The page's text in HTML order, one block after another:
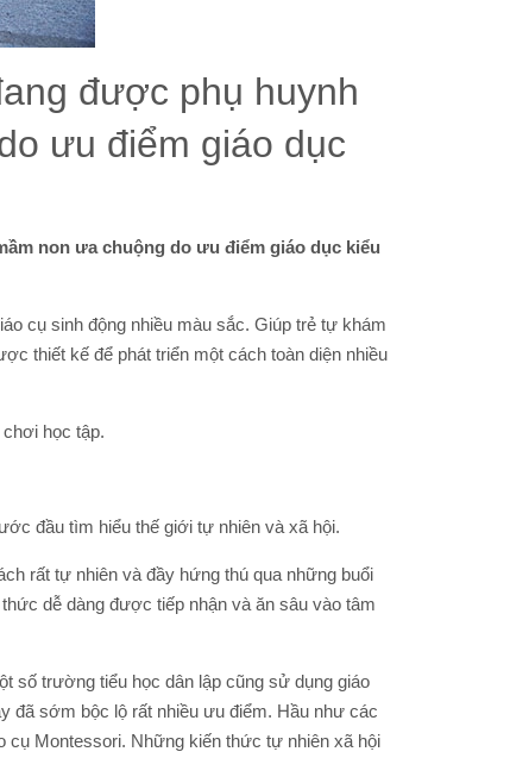
được phụ huynh
ưu điểm giáo dục
non ưa chuộng do ưu điểm giáo dục kiểu
cụ sinh động nhiều màu sắc. Giúp trẻ tự khám
thiết kế để phát triển một cách toàn diện nhiều
học tập.
đầu tìm hiểu thế giới tự nhiên và xã hội.
rất tự nhiên và đầy hứng thú qua những buổi
dễ dàng được tiếp nhận và ăn sâu vào tâm
số trường tiểu học dân lập cũng sử dụng giáo
đã sớm bộc lộ rất nhiều ưu điểm. Hầu như các
cụ Montessori. Những kiến thức tự nhiên xã hội